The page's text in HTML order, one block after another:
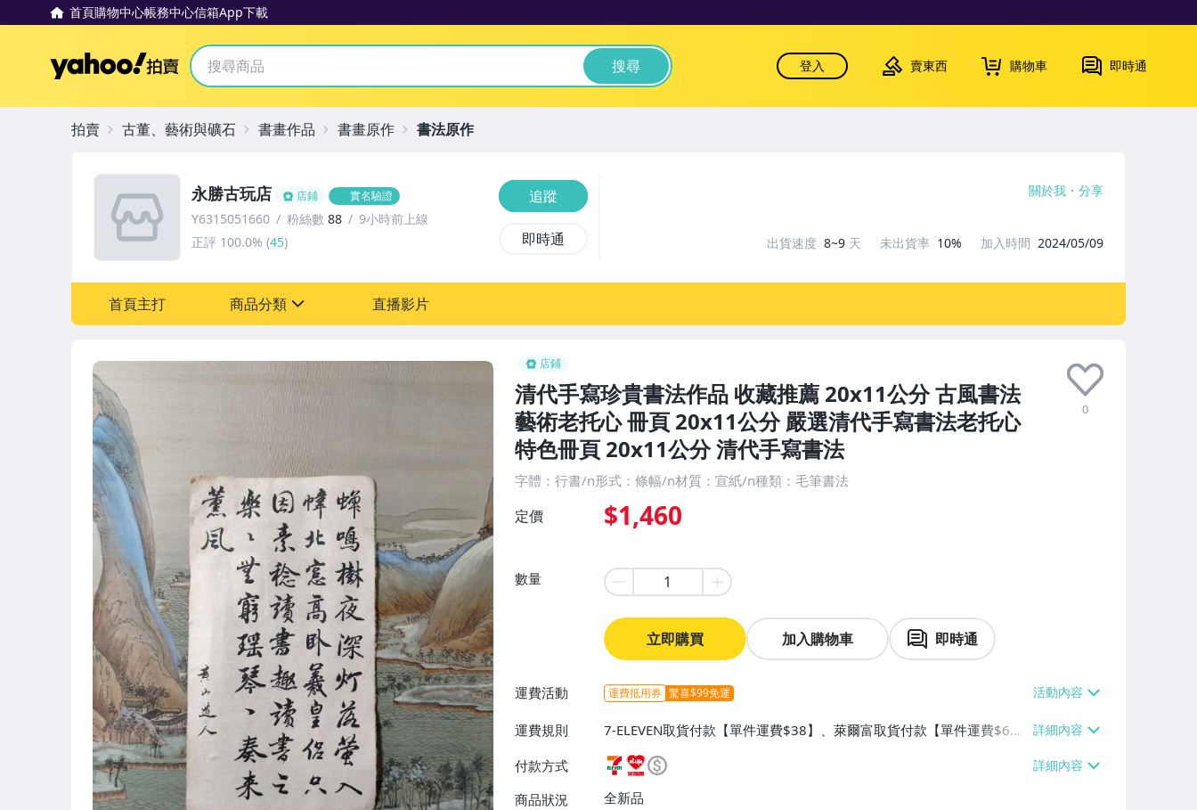
首頁購物中心帳務中心信箱App下載
Yahoo拍賣 搜尋 登入 賣東西 購物車 即時通
店鋪
清代手寫珍貴書法作品 收藏推薦 20x11公分 古風書法
藝術老托心 冊頁 20x11公分 嚴選清代手寫書法老托心
特色冊頁 20x11公分 清代手寫書法
0
字體：行書/n形式：條幅/n材質：宣紙/n種類：毛筆書法
定價 $1,460
數量
立即購買 加入購物車 即時通
運費活動 運費抵用券 驚喜$99免運
運費規則
7-ELEVEN取貨付款【單件運費$38】、萊爾富取貨付款【單件運費$6
0】、宅配/貨運【單件運費$130】
付款方式
商品狀況
全新品
永勝古玩店 店鋪 實名驗證
Y6315051660 粉絲數 88
9小時前上線
正評 100.0% (45)
追蹤
即時通
關於我 分享
出貨速度 8~9 天 未出貨率 10% 加入時間 2024/05/09
首頁主打 商品分類 直播影片
拍賣 古董、藝術與礦石 書畫作品 書畫原作 書法原作